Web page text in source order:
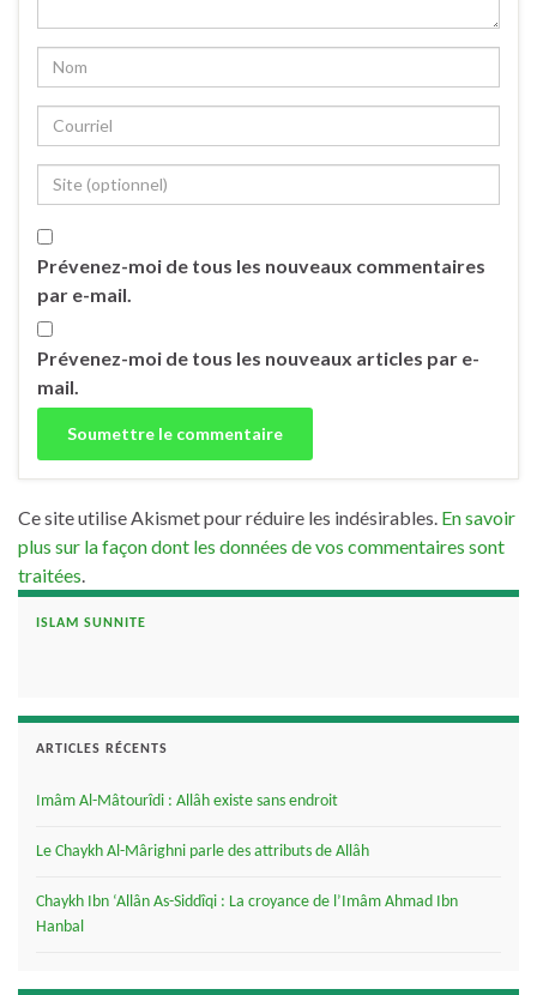
Prévenez-moi de tous les nouveaux commentaires
par e-mail.
Prévenez-moi de tous les nouveaux articles par e-
mail.
Ce site utilise Akismet pour réduire les indésirables. En savoir
plus sur la façon dont les données de vos commentaires sont
traitées.
ISLAM SUNNITE
ARTICLES RÉCENTS
Imâm Al-Mâtourîdi : Allâh existe sans endroit
Le Chaykh Al-Mârighni parle des attributs de Allâh
Chaykh Ibn ‘Allân As-Siddîqi : La croyance de l’Imâm Ahmad Ibn
Hanbal